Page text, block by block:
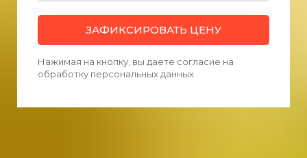
ЗАФИКСИРОВАТЬ ЦЕНУ
Нажимая на кнопку, вы даете согласие на
обработку персональных данных